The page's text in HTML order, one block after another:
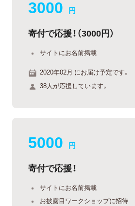
3000 円
寄付で応援！（3000円）
サイトにお名前掲載
2020年02月 にお届け予定です。
38人が応援しています。
5000 円
寄付で応援！
サイトにお名前掲載
お披露目ワークショップに招待